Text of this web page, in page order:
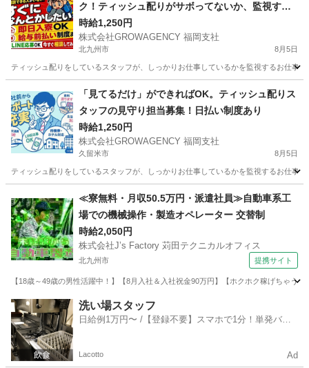
ク！ティッシュ配りがサボってないか、監視する
お仕事。
時給1,250円
株式会社GROWAGENCY 福岡支社
北九州市 8月5日
ティッシュ配りをしているスタッフが、しっかりお仕事しているかを監視するお仕事
その他 ティッシュ
「見てるだけ」ができればOK。ティッシュ配りス
タッフの見守り担当募集！日払い制度あり
時給1,250円
株式会社GROWAGENCY 福岡支社
久留米市 8月5日
ティッシュ配りをしているスタッフが、しっかりお仕事しているかを監視するお仕事
その他 スタッフ
≪寮無料・月収50.5万円・派遣社員≫自動車系工
場での機械操作・製造オペレーター 交替制
時給2,050円
株式会社J’s Factory 苅田テクニカルオフィス
北九州市 提携サイト
【18歳～49歳の男性活躍中！】【8月入社＆入社祝金90万円】【ホクホク稼げちゃ
福岡 北九州市 その他
洗い場スタッフ
日給例1万円〜 /【登録不要】スマホで1分！単発バイ
Lacotto Ad